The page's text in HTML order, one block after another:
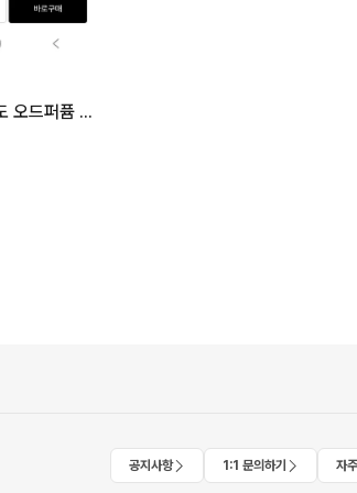
(미개봉)바이레도 오드퍼퓸 라 셀렉션 플로럴 12ml 3개 세트
공지사항 1:1 문의하기 자